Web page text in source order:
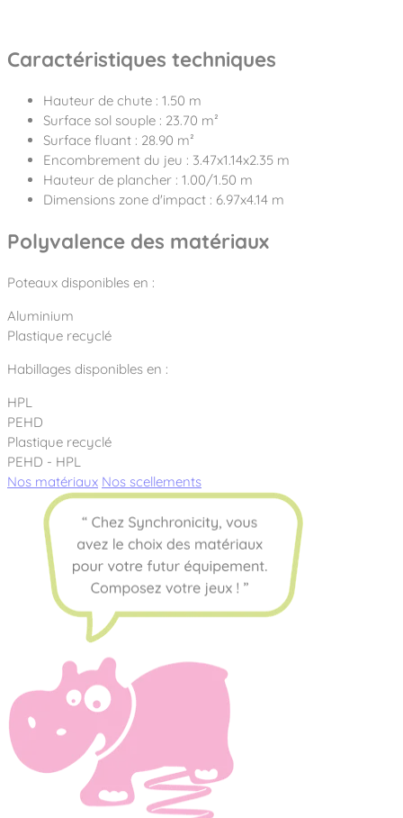
Caractéristiques techniques
Hauteur de chute : 1.50 m
Surface sol souple : 23.70 m²
Surface fluant : 28.90 m²
Encombrement du jeu : 3.47x1.14x2.35 m
Hauteur de plancher : 1.00/1.50 m
Dimensions zone d'impact : 6.97x4.14 m
Polyvalence des matériaux
Poteaux disponibles en :
Aluminium
Plastique recyclé
Habillages disponibles en :
HPL
PEHD
Plastique recyclé
PEHD - HPL
Nos matériaux Nos scellements